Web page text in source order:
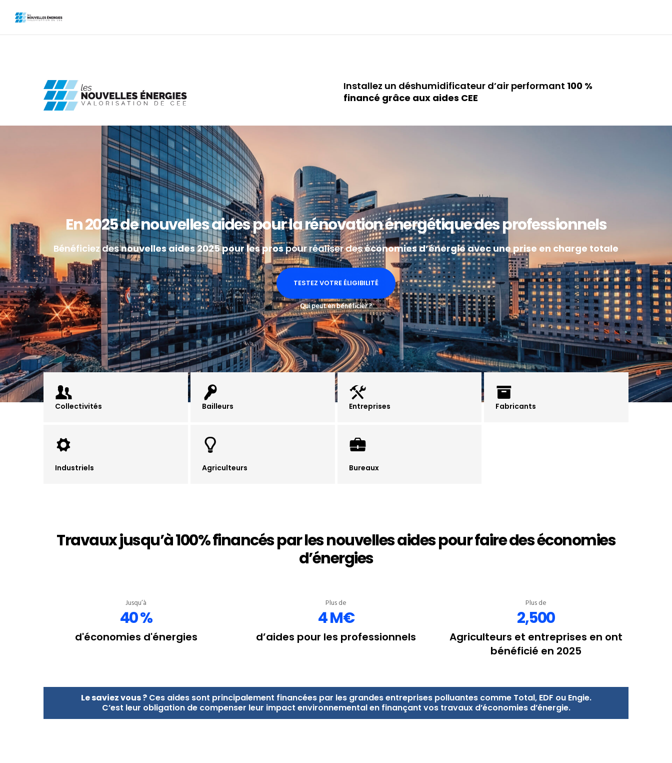
Installez un déshumidificateur d’air performant 100 %
financé grâce aux aides CEE
En 2025 de nouvelles aides pour la rénovation énergétique des professionnels
Bénéficiez desnouvelles aides 2025 pour les prospour réaliser deséconomies d’énergie avec une prise en charge totale
TESTEZ VOTRE ÉLIGIBILITÉ
Qui peut en bénéficier ?
Collectivités Bailleurs Entreprises Fabricants
Industriels Agriculteurs Bureaux
Travaux jusqu’à 100% financés par les nouvelles aides pour faire des économies
d’énergies
Jusqu’à
40 %
d'économies d'énergies
Plus de
4 M€
d’aides pour les professionnels
Plus de
2,500
Agriculteurs et entreprises en ont
bénéficié en 2025
Le saviez vous ?Ces aides sont principalement financées par les grandes entreprises polluantes comme Total, EDF ou Engie.
C’est leur obligation de compenser leur impact environnemental en finançant vos travaux d’économies d’énergie.